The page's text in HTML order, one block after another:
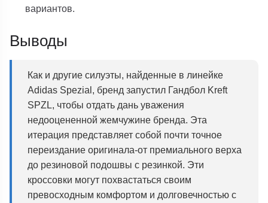
вариантов.
Выводы
Как и другие силуэты, найденные в линейке
Adidas Spezial, бренд запустил Гандбол Kreft
SPZL, чтобы отдать дань уважения
недооцененной жемчужине бренда. Эта
итерация представляет собой почти точное
переиздание оригинала-от премиального верха
до резиновой подошвы с резинкой. Эти
кроссовки могут похвастаться своим
превосходным комфортом и долговечностью с